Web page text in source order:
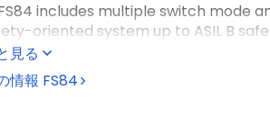
includes multiple switch mode
oriented system up to ASIL B
of a complete family of devices
in compliance with the ISO
見る
情報 FS84